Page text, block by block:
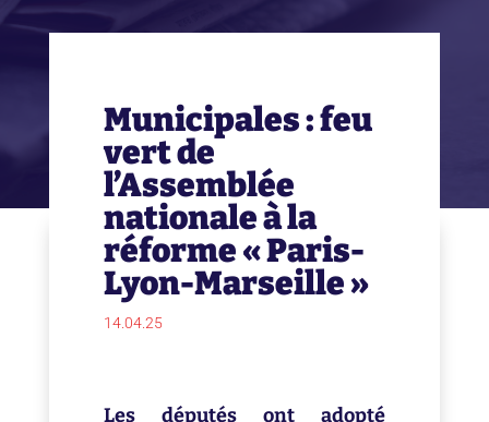
Municipales : feu
vert de
l’Assemblée
nationale à la
réforme « Paris-
Lyon-Marseille »
14.04.25
Les députés ont adopté